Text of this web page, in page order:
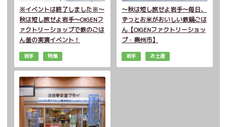
※イベントは終了しました※～
秋は短し旅せよ岩手～OIGENフ
ァクトリーショップで鉄のごは
ん釜の実演イベント！
岩手 特集
～秋は短し旅せよ岩手～毎日、
ずっとお米がおいしい鉄鍋ごは
ん【OIGENファクトリーショッ
プ・奥州市】
岩手 お土産